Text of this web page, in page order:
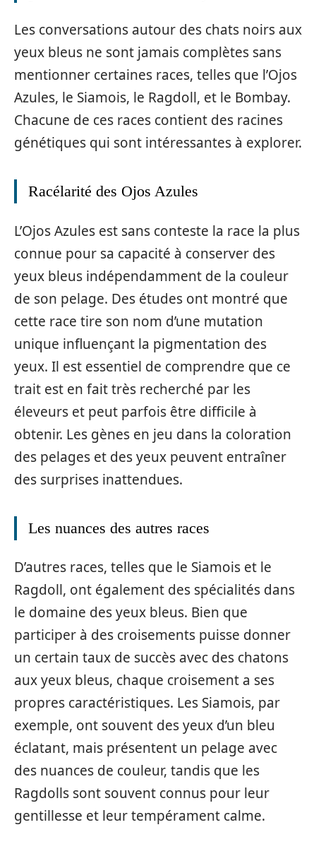
Les conversations autour des chats noirs aux
yeux bleus ne sont jamais complètes sans
mentionner certaines races, telles que l’Ojos
Azules, le Siamois, le Ragdoll, et le Bombay.
Chacune de ces races contient des racines
génétiques qui sont intéressantes à explorer.
Racélarité des Ojos Azules
L’Ojos Azules est sans conteste la race la plus
connue pour sa capacité à conserver des
yeux bleus indépendamment de la couleur
de son pelage. Des études ont montré que
cette race tire son nom d’une mutation
unique influençant la pigmentation des
yeux. Il est essentiel de comprendre que ce
trait est en fait très recherché par les
éleveurs et peut parfois être difficile à
obtenir. Les gènes en jeu dans la coloration
des pelages et des yeux peuvent entraîner
des surprises inattendues.
Les nuances des autres races
D’autres races, telles que le Siamois et le
Ragdoll, ont également des spécialités dans
le domaine des yeux bleus. Bien que
participer à des croisements puisse donner
un certain taux de succès avec des chatons
aux yeux bleus, chaque croisement a ses
propres caractéristiques. Les Siamois, par
exemple, ont souvent des yeux d’un bleu
éclatant, mais présentent un pelage avec
des nuances de couleur, tandis que les
Ragdolls sont souvent connus pour leur
gentillesse et leur tempérament calme.